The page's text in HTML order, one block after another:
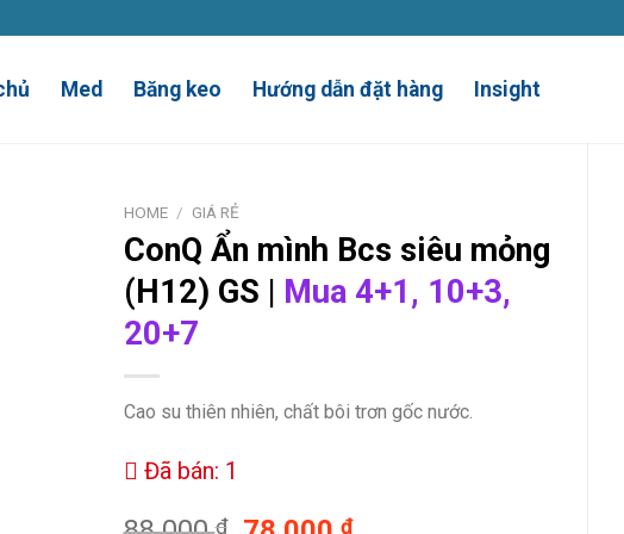
Med Băng keo Hướng dẫn đặt hàng Insight
HOME / GIÁ RẺ
ConQ Ẩn mình Bcs siêu mỏng
(H12) GS | Mua 4+1, 10+3,
20+7
Cao su thiên nhiên, chất bôi trơn gốc nước.
Đã bán: 1
₫ ₫